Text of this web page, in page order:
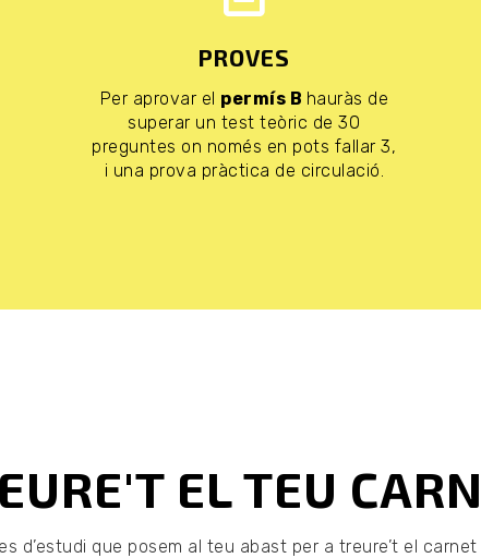
PROVES
Per aprovar el permís B hauràs de
superar un test teòric de 30
preguntes on només en pots fallar 3,
i una prova pràctica de circulació.
EL TEU
d’estudi que posem al teu abast per a treure’t el